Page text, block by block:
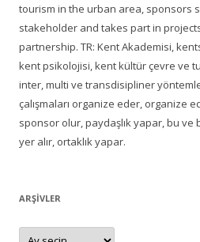
tourism in the urban area, sponsors
stakeholder and takes part in
partnership. TR: Kent Akademisi,
kent psikolojisi, kent kültür çevre ve
inter, multi ve transdisipliner
çalışmaları organize eder, organize
sponsor olur, paydaşlık yapar, bu
yer alır, ortaklık yapar.
ARŞIVLER
Arşivler